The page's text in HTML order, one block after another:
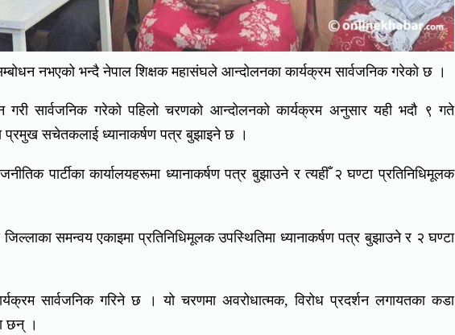
नभएको भन्दै नेपाल शिक्षक महासंघले आन्दोलनका कार्यक्रम सार्वजनिक गरेको छ ।
सार्वजनिक गरेको पहिलो चरणको आन्दोलनको कार्यक्रम अनुसार यही भदौ ९ गते
प्रमुख सचेतकलाई ध्यानाकर्षण पत्र बुझाइने छ ।
पार्टीका कार्यालयहरूमा ध्यानाकर्षण पत्र बुझाउने र त्यहीँ २ घण्टा प्रतिनिधिमूलक
समन्वय एकाइमा प्रतिनिधिमूलक उपस्थितिमा ध्यानाकर्षण पत्र बुझाउने र २ घण्टा
सार्वजनिक गरिने छ । यो चरणमा अवरोधात्मक, विरोध प्रदर्शन लगायतका कडा
छन् ।